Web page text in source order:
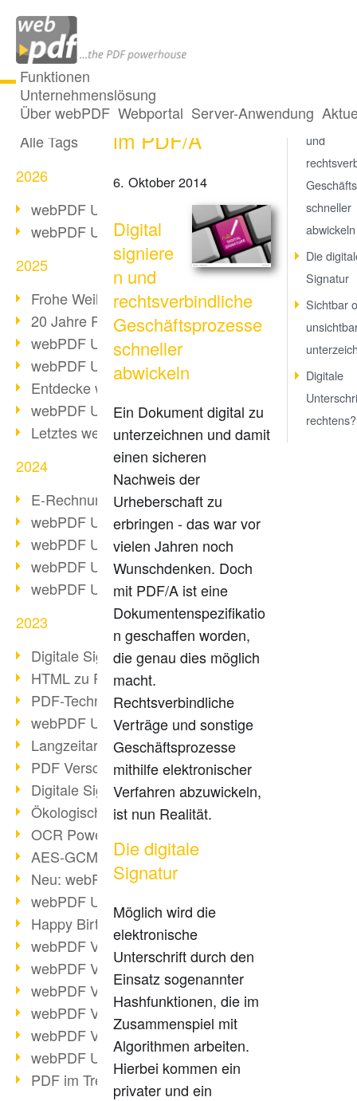
Funktionen
Unternehmenslösung
Über webPDF Webportal Server-Anwendung
Alle Beiträge
Alle Tags
2026
webPDF Update 10.0.5
webPDF Update 10.0.4
2025
Frohe Weihnachten & Auszeit
20 Jahre PDF/A
webPDF Update 10.0.3
webPDF Update 10.0.2
Entdecke webPDF 10
webPDF Update 9.0.0.3655
Letztes webPDF 8 Update
2024
E-Rechnungsstellung ab 2025
webPDF Update 9.0.0.3584
webPDF Update 9.0.0.3479
webPDF Update 9.0.0.3361
webPDF Update 9.0.0.3264
2023
Digitale Signatur in PDF
HTML zu PDF
PDF-Techniken für Barrierefreiheit
webPDF Update 9.0.0.3149
Langzeitarchivierung mit PDF/A
PDF Verschlüsselung
Digitale Signaturen
Ökologischen Abdruck reduzieren
OCR Power für Profis
AES-GCM-Unterstützung (PDF 2.0)
Neu: webPDF Developer Hub
webPDF Update 9.0.0.2898
Happy Birthday, PDF!
webPDF Video-Session 4
webPDF Video-Session 3
webPDF Video-Session 2
webPDF Video-Session 1
webPDF Video-Session Termine
webPDF Update 9.0.0.2843
PDF im Trend
Digitale Signatur
im PDF/A
6. Oktober 2014
Digital
signiere
n und
rechtsverbindliche
Geschäftsprozesse
schneller
abwickeln
Ein Dokument digital zu
unterzeichnen und damit
einen sicheren
Nachweis der
Urheberschaft zu
erbringen - das war vor
vielen Jahren noch
Wunschdenken. Doch
mit PDF/A ist eine
Dokumentenspezifikatio
n geschaffen worden,
die genau dies möglich
macht.
Rechtsverbindliche
Verträge und sonstige
Geschäftsprozesse
mithilfe elektronischer
Verfahren abzuwickeln,
ist nun Realität.
Die digitale
Signatur
Möglich wird die
elektronische
Unterschrift durch den
Einsatz sogenannter
Hashfunktionen, die im
Zusammenspiel mit
Algorithmen arbeiten.
Hierbei kommen ein
privater und ein
Digital
und
schneller
abwickeln
Die
Signatur
Sichtbar
Digitale
rechtens?